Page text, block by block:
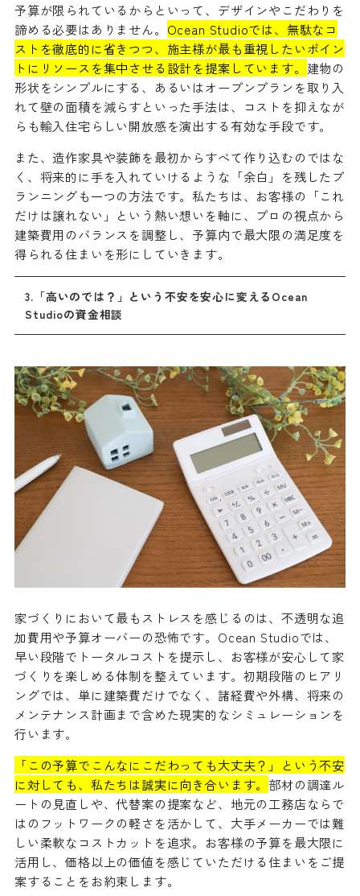
予算が限られているからといって、デザインやこだわりを
諦める必要はありません。 Ocean Studioでは、無駄なコ
ストを徹底的に省きつつ、施主様が最も重視したいポイン
トにリソースを集中させる設計を提案しています。 建物の
形状をシンプルにする、あるいはオープンプランを取り入
れて壁の面積を減らすといった手法は、コストを抑えなが
らも輸入住宅らしい開放感を演出する有効な手段です。
また、造作家具や装飾を最初からすべて作り込むのではな
く、将来的に手を入れていけるような「余白」を残したプ
ランニングも一つの方法です。私たちは、お客様の「これ
だけは譲れない」という熱い想いを軸に、プロの視点から
建築費用のバランスを調整し、予算内で最大限の満足度を
得られる住まいを形にしていきます。
3.「高いのでは？」という不安を安心に変えるOcean
Studioの資金相談
家づくりにおいて最もストレスを感じるのは、不透明な追
加費用や予算オーバーの恐怖です。Ocean Studioでは、
早い段階でトータルコストを提示し、お客様が安心して家
づくりを楽しめる体制を整えています。初期段階のヒアリ
ングでは、単に建築費だけでなく、諸経費や外構、将来の
メンテナンス計画まで含めた現実的なシミュレーションを
行います。
「この予算でこんなにこだわっても大丈夫？」という不安
に対しても、私たちは誠実に向き合います。 部材の調達ル
ートの見直しや、代替案の提案など、地元の工務店ならで
はのフットワークの軽さを活かして、大手メーカーでは難
しい柔軟なコストカットを追求。お客様の予算を最大限に
活用し、価格以上の価値を感じていただける住まいをご提
案することをお約束します。